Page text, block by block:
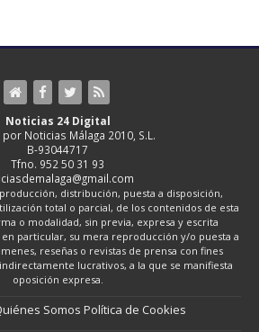
Noticias 24 Digital
Noticias Málaga 2010, S.L.
B-93044717
Tfno. 952 50 31 93
distribución, puesta a disposición,
total o parcial, de los contenidos de esta
o modalidad, sin previa, expresa y escrita
particular, su mera reproducción y/o puesta a
reseñas o revistas de prensa con fines
lucrativos, a la que se manifiesta
oposición expresa.
Somos Política de Cookies